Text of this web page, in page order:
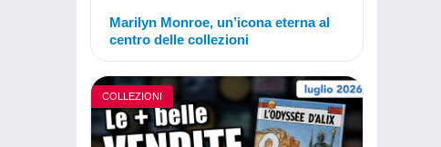
Marilyn Monroe, un’icona eterna al
centro delle collezioni
COLLEZIONI